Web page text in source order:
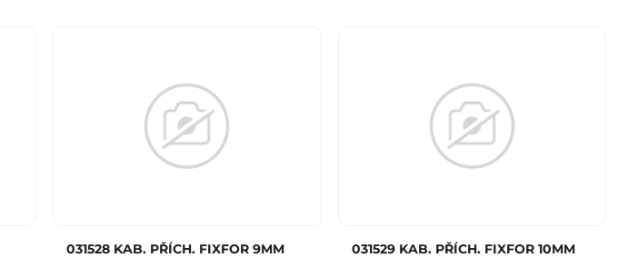
031528 KAB. PŘÍCH. FIXFOR 9MM 031529 KAB. PŘÍCH. FIXFOR 10MM